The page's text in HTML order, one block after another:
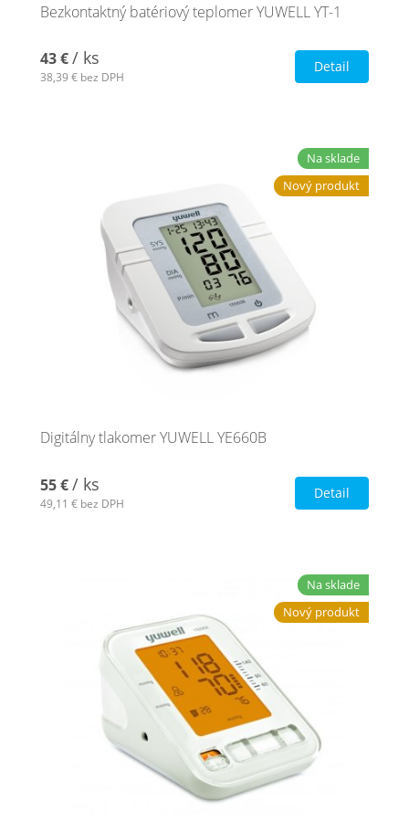
Bezkontaktný batériový teplomer YUWELL YT-1
43 €/ ks
38,39 € bez DPH
Detail
Na sklade
Nový produkt
Digitálny tlakomer YUWELL YE660B
55 €/ ks
49,11 € bez DPH
Detail
Na sklade
Nový produkt